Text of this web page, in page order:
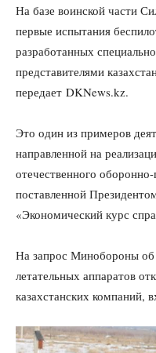
На базе воинской части
первые испытания
разработанных
представителями
передает DKNews.kz.
Это один из примеров
направленной на
отечественного
поставленной
«Экономический курс
На запрос Минобороны об
летательных аппаратов
казахстанских компаний,